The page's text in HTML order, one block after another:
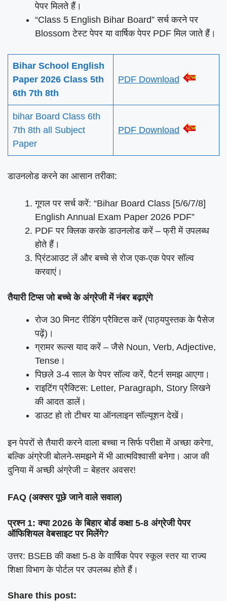
पेपर मिलते हैं।
“Class 5 English Bihar Board” सर्च करने पर
Blossom टेस्ट पेपर या वार्षिक पेपर PDF मिल जाते हैं।
Bihar School English
Paper 2026 Class 5th
6th 7th 8th
PDF Download
bihar Board Class 6th
7th 8th all Subject
Paper
PDF Download
डाउनलोड करने का आसान तरीका:
गूगल पर सर्च करें: “Bihar Board Class [5/6/7/8]
English Annual Exam Paper 2026 PDF”
PDF पर क्लिक करके डाउनलोड करें – फ्री में उपलब्ध
होते हैं।
प्रिंटआउट लें और बच्चे से रोज एक-एक पेपर सॉल्व
करवाएं।
तैयारी टिप्स जो बच्चे के अंग्रेजी में नंबर बढ़ाएंगे
रोज 30 मिनट रीडिंग प्रैक्टिस करें (पाठ्यपुस्तक के पैसेज
पढ़ें)।
ग्रामर रूल्स याद करें – जैसे Noun, Verb, Adjective,
Tense।
पिछले 3-4 साल के पेपर सॉल्व करें, पैटर्न समझ आएगा।
राइटिंग प्रैक्टिस: Letter, Paragraph, Story लिखने
की आदत डालें।
डाउट हो तो टीचर या ऑनलाइन सॉल्यूशन देखें।
इन पेपरों से तैयारी करने वाला बच्चा न सिर्फ परीक्षा में अच्छा करेगा,
बल्कि अंग्रेजी बोलने-समझने में भी आत्मविश्वासी बनेगा। आज की
दुनिया में अच्छी अंग्रेजी = बेहतर अवसर!
FAQ (अक्सर पूछे जाने वाले सवाल)
प्रश्न 1: क्या 2026 के बिहार बोर्ड कक्षा 5-8 अंग्रेजी पेपर
ऑफिशियल वेबसाइट पर मिलेंगे?
उत्तर: BSEB की कक्षा 5-8 के वार्षिक पेपर स्कूल स्तर या राज्य
शिक्षा विभाग के पोर्टल पर उपलब्ध होते हैं।
Share this post: